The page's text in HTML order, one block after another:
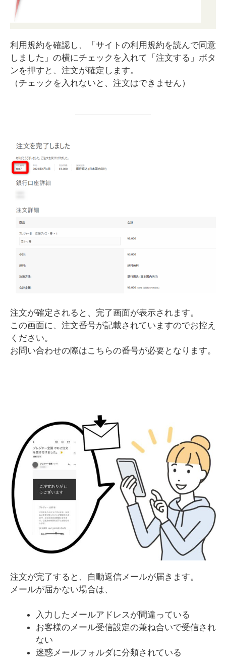
利用規約を確認し、「サイトの利用規約を読んで同意
しました」の横にチェックを入れて「注文する」ボタ
ンを押すと、注文が確定します。
（チェックを入れないと、注文はできません）
注文が確定されると、完了画面が表示されます。
この画面に、注文番号が記載されていますのでお控え
ください。
お問い合わせの際はこちらの番号が必要となります。
注文が完了すると、自動返信メールが届きます。
メールが届かない場合は、
入力したメールアドレスが間違っている
お客様のメール受信設定の兼ね合いで受信され
ない
迷惑メールフォルダに分類されている